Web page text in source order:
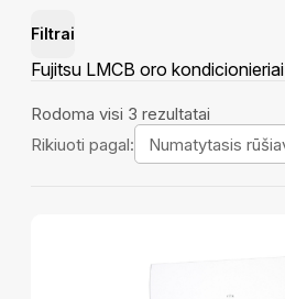
Filtrai
Fujitsu LMCB oro kondicionieriai
Rodoma visi 3 rezultatai
Rikiuoti pagal: